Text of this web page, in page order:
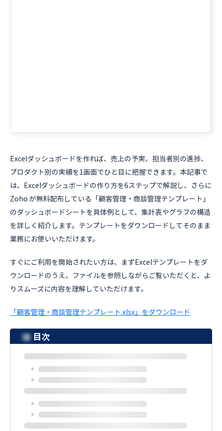
Excelダッシュボードを作れば、売上の予実、担当者別の進捗、
プロダクト別の実績を1画面でひと目に把握できます。本記事で
は、Excelダッシュボードの作り方を6ステップで解説し、さらに
Zoho が無料配布している「顧客管理・商談管理テンプレート」
のダッシュボードシートを具体例として、集計表やグラフの構造
を詳しく紹介します。テンプレートをダウンロードしてそのまま
業務にお使いいただけます。
すぐにご利用を開始されたい方は、まずExcelテンプレートをダ
ウンロードのうえ、ファイルを参照しながらご覧いただくと、よ
りスムーズに内容を理解していただけます。
「顧客管理・商談管理テンプレート.xlsx」をダウンロード
目次